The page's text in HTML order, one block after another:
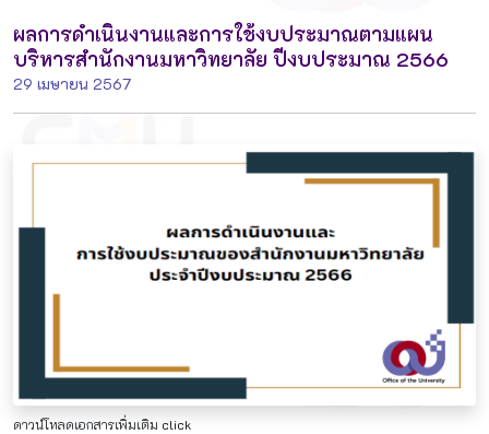
ผลการดำเนินงานและการใช้งบประมาณตามแผน
บริหารสำนักงานมหาวิทยาลัย ปีงบประมาณ 2566
29 เมษายน 2567
ดาวน์โหลดเอกสารเพิ่มเติม click